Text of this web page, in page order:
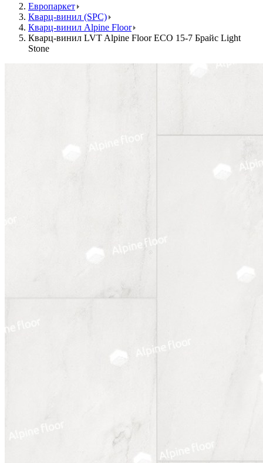
Европаркет
Кварц-винил (SPC)
Кварц-винил Alpine Floor
Кварц-винил LVT Alpine Floor ЕСО 15-7 Брайс Light
Stone